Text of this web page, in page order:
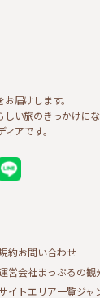
届けします。
しい旅のきっかけに
アです。
約お問い合わせ
営会社まっぷるの観
イトエリア一覧ジャ